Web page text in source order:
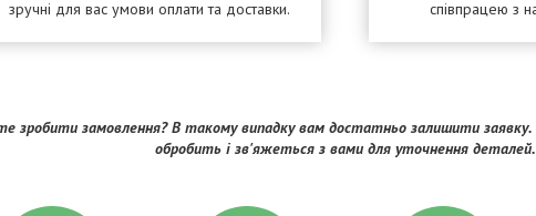
зручні для вас умови оплати та доставки.
співпрацею з
зробити замовлення? В такому випадку вам достатньо залишити
обробить і зв'яжеться з вами для уточнення деталей.